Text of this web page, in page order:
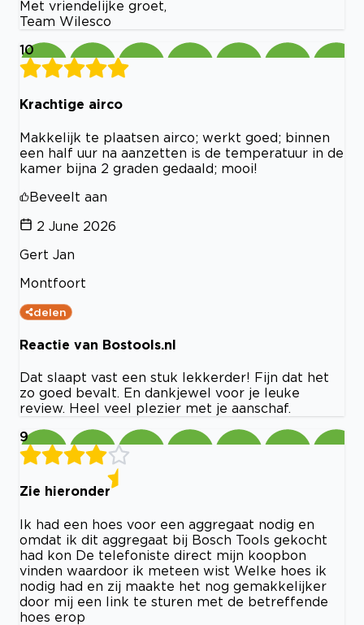
Met vriendelijke groet,
Team Wilesco
10
Krachtige airco
Makkelijk te plaatsen airco; werkt goed; binnen
een half uur na aanzetten is de temperatuur in de
kamer bijna 2 graden gedaald; mooi!
Beveelt aan
2 June 2026
Gert Jan
Montfoort
delen
Reactie van Bostools.nl
Dat slaapt vast een stuk lekkerder! Fijn dat het
zo goed bevalt. En dankjewel voor je leuke
review. Heel veel plezier met je aanschaf.
9
Zie hieronder
Ik had een hoes voor een aggregaat nodig en
omdat ik dit aggregaat bij Bosch Tools gekocht
had kon De telefoniste direct mijn koopbon
vinden waardoor ik meteen wist Welke hoes ik
nodig had en zij maakte het nog gemakkelijker
door mij een link te sturen met de betreffende
hoes erop